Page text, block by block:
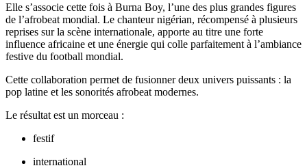
Elle s’associe cette fois à Burna Boy, l’une des plus grandes figures
de l’afrobeat mondial. Le chanteur nigérian, récompensé à plusieurs
reprises sur la scène internationale, apporte au titre une forte
influence africaine et une énergie qui colle parfaitement à l’ambiance
festive du football mondial.
Cette collaboration permet de fusionner deux univers puissants : la
pop latine et les sonorités afrobeat modernes.
Le résultat est un morceau :
festif
international